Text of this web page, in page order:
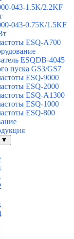
043-1.5K/2.2KF
043-0.75K/1.5KF
ESQ-A700
ESQDB-4045
пуска GS3/GS7
ESQ-9000
ESQ-2000
ESQ-A1300
ESQ-1000
ESQ-800
▼